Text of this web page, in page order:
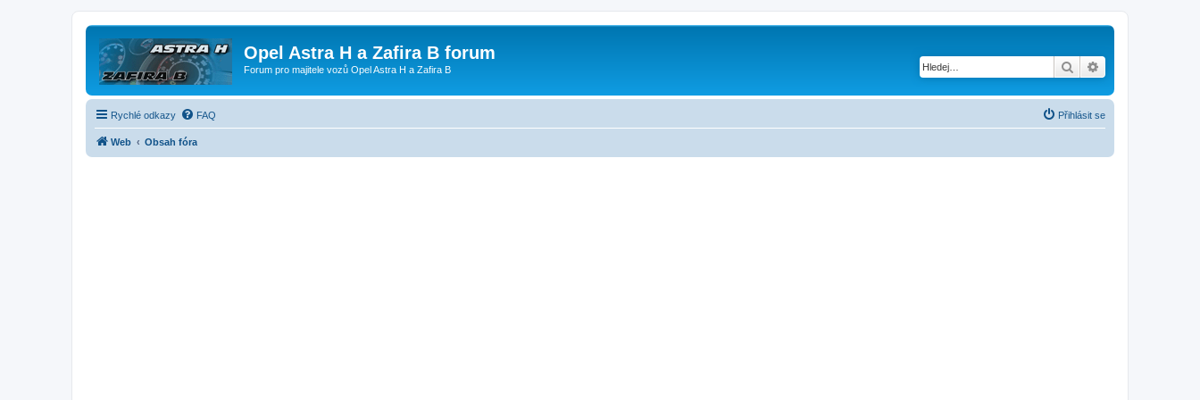
Opel Astra H a Zafira B forum
Forum pro majitele vozů Opel Astra H a Zafira B Hledat
Rychlé odkazy FAQ Přihlásit se
Web Obsah fóra